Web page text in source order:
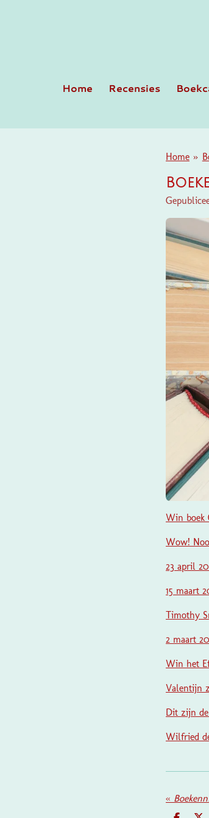
Home Recensies
Home »
Win boek
Wow!
23 april
15 maart
Timothy
2 maart
Win het
Valentijn
Dit zijn
Wilfried
«